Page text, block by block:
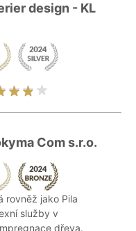
design - KL
Com s.r.o.
rovněž jako Pila
služby v
dřeva.